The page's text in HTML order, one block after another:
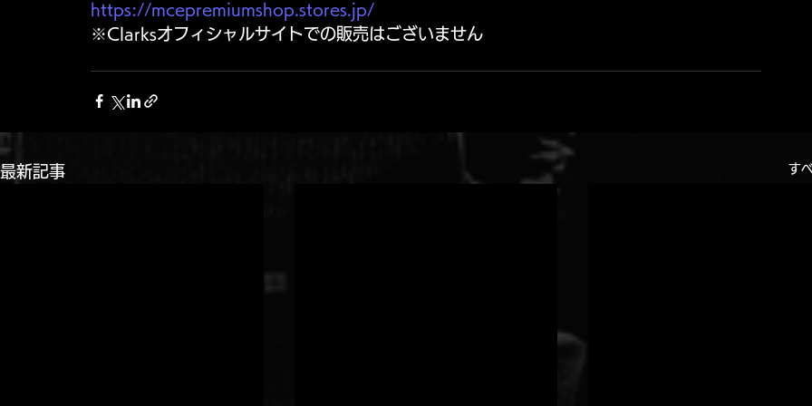
https://mcepremiumshop.stores.jp/
※Clarksオフィシャルサイトでの販売はございません
最新記事 す